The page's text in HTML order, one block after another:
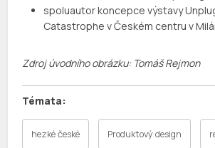
spoluautor koncepce výstavy
Catastrophe v Českém centru v
Zdroj úvodního obrázku: Tomáš Rejmon
hezké české Produktový design